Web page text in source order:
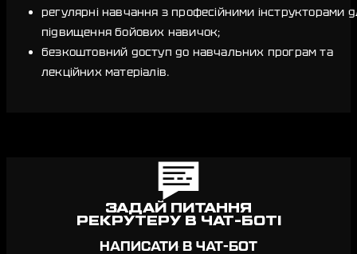
регулярні навчання з професійними інструкторами
підвищення бойових навичок;
безкоштовний доступ до навчальних програм та
лекційних матеріалів.
ЗАДАЙ ПИТАННЯ
РЕКРУТЕРУ В ЧАТ-БОТІ
НАПИСАТИ В ЧАТ-БОТ